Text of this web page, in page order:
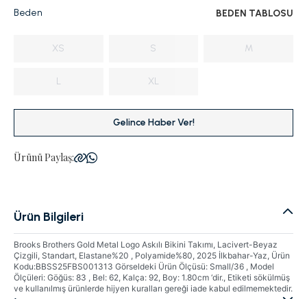
Beden BEDEN TABLOSU
XS S M
L XL
Gelince Haber Ver!
Ürünü Paylaş:
Ürün Bilgileri
Brooks Brothers Gold Metal Logo Askılı Bikini Takımı, Lacivert-Beyaz
Çizgili, Standart, Elastane%20 , Polyamide%80, 2025 İlkbahar-Yaz, Ürün
Kodu:BBSS25FBS001313 Görseldeki Ürün Ölçüsü: Small/36 , Model
Ölçüleri: Göğüs: 83 , Bel: 62, Kalça: 92, Boy: 1.80cm ‘dir., Etiketi sökülmüş
ve kullanılmış ürünlerde hijyen kuralları gereği iade kabul edilmemektedir.